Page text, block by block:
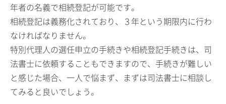
年者の名義で相続登記が可能です。
相続登記は義務化されており、３年という期限内に行わ
なければなりません。
特別代理人の選任申立の手続きや相続登記手続きは、司
法書士に依頼することもできますので、手続きが難しい
と感じた場合、一人で悩まず、まずは司法書士に相談し
てみると良いでしょう。